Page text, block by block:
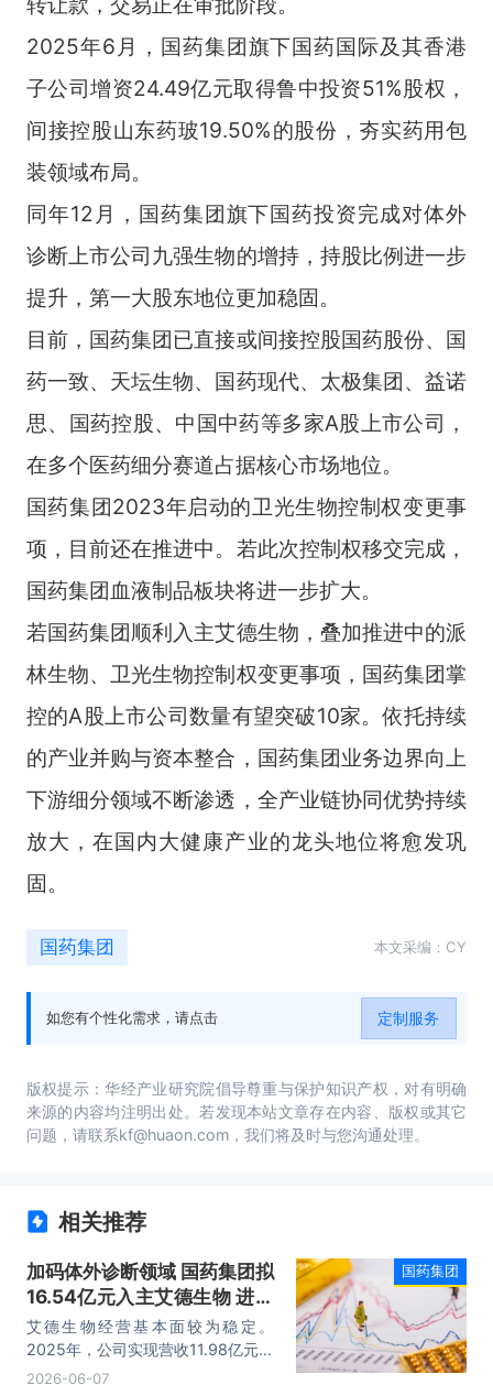
2025年6月，国药集团旗下国药国际及其香港
子公司增资24.49亿元取得鲁中投资51%股权，
间接控股山东药玻19.50%的股份，夯实药用包
装领域布局。
同年12月，国药集团旗下国药投资完成对体外
诊断上市公司九强生物的增持，持股比例进一步
提升，第一大股东地位更加稳固。
目前，国药集团已直接或间接控股国药股份、国
药一致、天坛生物、国药现代、太极集团、益诺
思、国药控股、中国中药等多家A股上市公司，
在多个医药细分赛道占据核心市场地位。
国药集团2023年启动的卫光生物控制权变更事
项，目前还在推进中。若此次控制权移交完成，
国药集团血液制品板块将进一步扩大。
若国药集团顺利入主艾德生物，叠加推进中的派
林生物、卫光生物控制权变更事项，国药集团掌
控的A股上市公司数量有望突破10家。依托持续
的产业并购与资本整合，国药集团业务边界向上
下游细分领域不断渗透，全产业链协同优势持续
放大，在国内大健康产业的龙头地位将愈发巩
固。
国药集团 本文采编：CY
如您有个性化需求，请点击 定制服务
版权提示：华经产业研究院倡导尊重与保护知识产权，对有明确
来源的内容均注明出处。若发现本站文章存在内容、版权或其它
问题，请联系kf@huaon.com，我们将及时与您沟通处理。
相关推荐
加码体外诊断领域 国药集团拟
16.54亿元入主艾德生物 进一
步完善大健康产业链
艾德生物经营基本面较为稳定。
2025年，公司实现营收11.98亿元，
同比增长8.01%；归母净利润3.61亿
2026-06-07
国药集团